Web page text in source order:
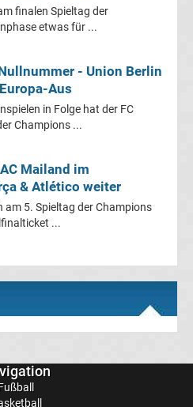
finalen Spieltag der
etwas für ...
- Union Berlin
Aus
in Folge hat der FC
Champions ...
Mailand im
& Atlético weiter
5. Spieltag der Champions
...